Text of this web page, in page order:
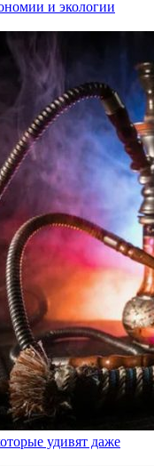
и экологии
удивят даже